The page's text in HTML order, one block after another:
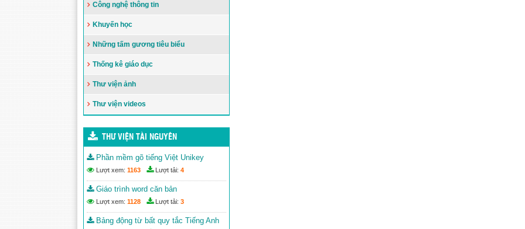
Đăng ngày: 05/10/2023
Phòng Giáo dục và Đào tạo thành
và triển khai nhiệm vụ năm học
Đăng ngày: 12/09/2023
Công bố và trao quyết định bổ
Đào tạo TP. Buôn Ma Thuột
Đăng ngày: 24/08/2023
Quyết định về việc ban hành Kế
hoạch thời gian năm học 2023-
2024 đối với giáo dục mầm non,
giáo dục phổ thông và giáo dục
thường xuyên trên địa bàn tỉnh
Đắk Lắk
Đăng ngày: 10/08/2023
Công nghệ thông tin
Khuyến học
Những tấm gương tiêu biểu
Thống kê giáo dục
Thư viện ảnh
Thư viện videos
THƯ VIỆN TÀI NGUYÊN
Phần mềm gõ tiếng Việt Unikey
Lượt xem: 1163 Lượt tải: 4
Giáo trình word căn bản
Lượt xem: 1128 Lượt tải: 3
Bảng động từ bất quy tắc Tiếng Anh